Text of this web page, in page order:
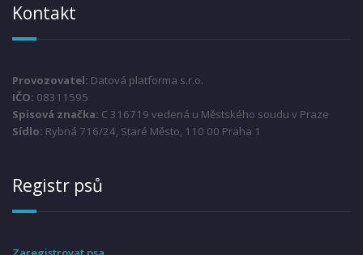
Kontakt
Provozovatel: Datová platforma s.r.o.
IČO: 08311595
Spisová značka: C 316719 vedená u Městského soudu v Praze
Sídlo: Rybná 716/24, Staré Město, 110 00 Praha 1
Registr psů